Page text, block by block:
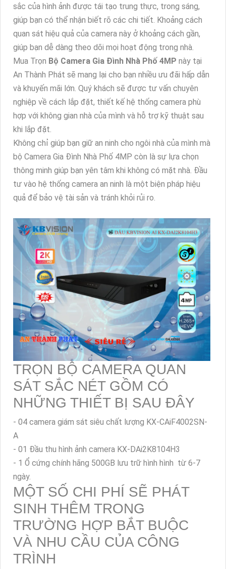
Thiết kế trọn bộ Bộ Camera Gia Đình Nhà Phố 4MP
sự lựa chọn hoàn hảo cho việc giám sát an ninh cho ngôi
nhà của bạn. Bộ Camera này bao gồm các camera lắp
đặt trong nhà dạng Dome được làm từ chất liệu kim loại
chất lượng cao, ⁂Hoàn toàn tin cậyđộ bền và độ ổn
định trong quá trình sử dụng.
Camera trong bộ này có độ phân giải 4.0 megapixel
Ultra 2k, cho hình ảnh rõ nét và sắc nét. Chất lượng màu
sắc của hình ảnh được tái tạo trung thực, trong sáng,
giúp bạn có thể nhận biết rõ các chi tiết. Khoảng cách
quan sát hiệu quả của camera này ở khoảng cách gần,
giúp bạn dễ dàng theo dõi mọi hoạt động trong nhà.
Mua TrọnBộ Camera Gia Đình Nhà Phố 4MP này tại
An Thành Phát sẽ mang lại cho bạn nhiều ưu đãi hấp dẫn
và khuyến mãi lớn. Quý khách sẽ được tư vấn chuyên
hợp với không gian nhà của mình và hỗ trợ kỹ thuật sau
khi lắp đặt.
Không chỉ giúp bạn giữ an ninh cho ngôi nhà của mình mà
bộ Camera Gia Đình Nhà Phố 4MP còn là sự lựa chọn
thông minh giúp bạn yên tâm khi không có mặt nhà. Đầu
tư vào hệ thống camera an ninh là một biện pháp hiệu
quả để bảo vệ tài sản và tránh khỏi rủi ro.
TRỌN BỘ CAMERA QUAN
SÁT SẮC NÉT GỒM CÓ
NHỮNG THIẾT BỊ SAU ĐÂY
- 04 camera giám sát siêu chất lượng KX-CAiF4002SN-
A
- 01 Đầu thu hình ảnh camera KX-DAi2K8104H3